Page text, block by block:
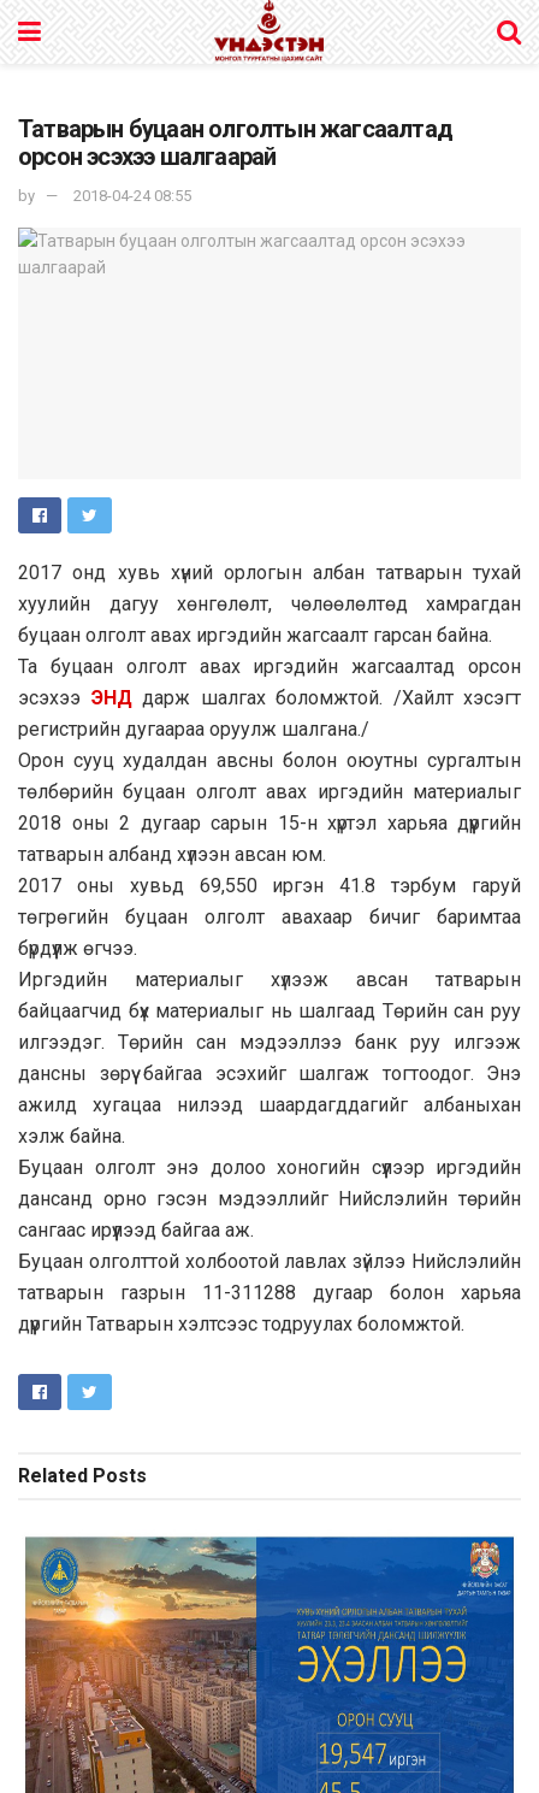
Татварын буцаан олголтын жагсаалтад
орсон эсэхээ шалгаарай
by 2018-04-24 08:55
2017 онд хувь хүний орлогын албан татварын тухай
хуулийн дагуу хөнгөлөлт, чөлөөлөлтөд хамрагдан
буцаан олголт авах иргэдийн жагсаалт гарсан байна.
Та буцаан олголт авах иргэдийн жагсаалтад орсон
эсэхээ ЭНД дарж шалгах боломжтой. /Хайлт хэсэгт
регистрийн дугаараа оруулж шалгана./
Орон сууц худалдан авсны болон оюутны сургалтын
төлбөрийн буцаан олголт авах иргэдийн материалыг
2018 оны 2 дугаар сарын 15-н хүртэл харьяа дүүргийн
татварын албанд хүлээн авсан юм.
2017 оны хувьд 69,550 иргэн 41.8 тэрбум гаруй
төгрөгийн буцаан олголт авахаар бичиг баримтаа
бүрдүүлж өгчээ.
Иргэдийн материалыг хүлээж авсан татварын
байцаагчид бүх материалыг нь шалгаад Төрийн сан руу
илгээдэг. Төрийн сан мэдээллээ банк руу илгээж
дансны зөрүү байгаа эсэхийг шалгаж тогтоодог. Энэ
ажилд хугацаа нилээд шаардагддагийг албаныхан
хэлж байна.
Буцаан олголт энэ долоо хоногийн сүүлээр иргэдийн
дансанд орно гэсэн мэдээллийг Нийслэлийн төрийн
сангаас ирүүлээд байгаа аж.
Буцаан олголттой холбоотой лавлах зүйлээ Нийслэлийн
татварын газрын 11-311288 дугаар болон харьяа
дүүргийн Татварын хэлтсээс тодруулах боломжтой.
Related Posts